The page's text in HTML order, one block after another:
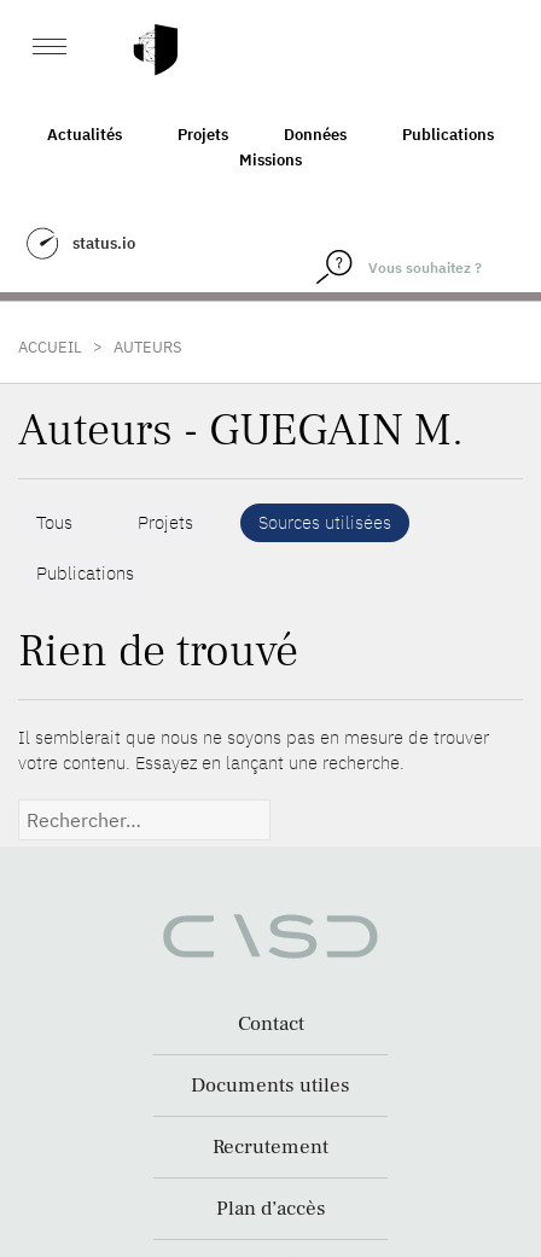
Actualités Projets Données
Publications
Missions
status.io
ACCUEIL > AUTEURS
Auteurs - GUEGAIN M.
Tous Projets Sources utilisées
Publications
Rien de trouvé
Il semblerait que nous ne soyons pas en mesure de trouver
votre contenu. Essayez en lançant une recherche.
Rechercher :
Contact
Documents utiles
Recrutement
Plan d’accès